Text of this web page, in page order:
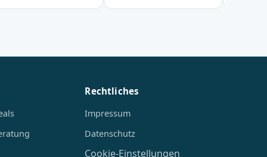
Rechtliches
Impressum
Datenschutz
Cookie-Einstellungen